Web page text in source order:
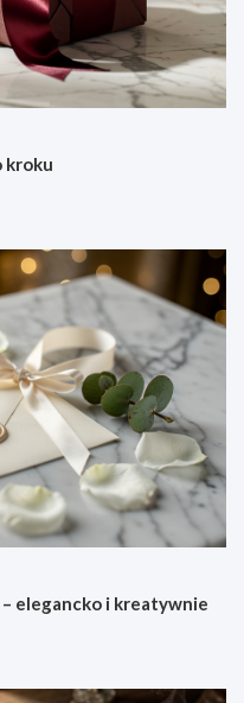
kroku
elegancko i kreatywnie